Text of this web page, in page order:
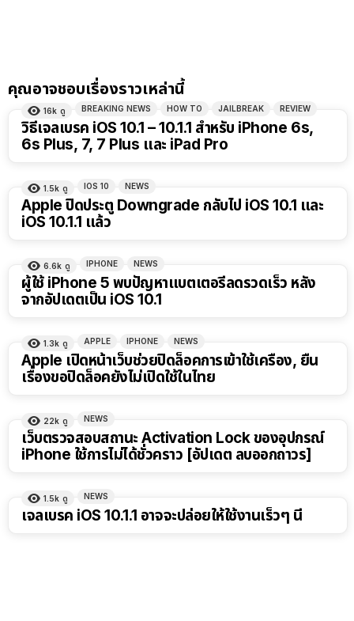
คุณอาจชอบเรื่องราวเหล่านี้
16k ดู BREAKING NEWS HOW TO JAILBREAK REVIEW
วิธีเจลเบรค iOS 10.1 – 10.1.1 สำหรับ iPhone 6s,
6s Plus, 7, 7 Plus และ iPad Pro
1.5k ดู IOS 10 NEWS
Apple ปิดประตู Downgrade กลับไป iOS 10.1 และ
iOS 10.1.1 แล้ว
6.6k ดู IPHONE NEWS
ผู้ใช้ iPhone 5 พบปัญหาแบตเตอรี่ลดรวดเร็ว หลัง
จากอัปเดตเป็น iOS 10.1
1.3k ดู APPLE IPHONE NEWS
Apple เปิดหน้าเว็บช่วยปิดล็อคการเข้าใช้เครื่อง, ยื่น
เรื่องขอปิดล็อคยังไม่เปิดใช้ในไทย
22k ดู NEWS
เว็บตรวจสอบสถานะ Activation Lock ของอุปกรณ์
iPhone ใช้การไม่ได้ชั่วคราว [อัปเดต ลบออกถาวร]
1.5k ดู NEWS
เจลเบรค iOS 10.1.1 อาจจะปล่อยให้ใช้งานเร็วๆ นี้